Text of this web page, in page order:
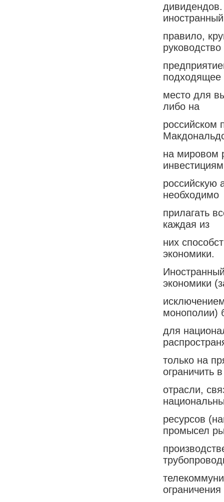
правило,
руководство
подходящее
место для
либо на
российском
на мировом
российскую
необходимо
прилагать
каждая из
них
экономики.
экономики
монополии)
для
только на
ограничить в
отрасли,
ресурсов
промысел